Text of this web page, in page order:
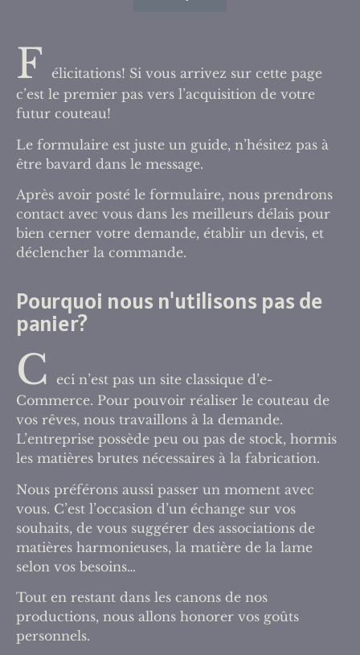
F
élicitations! Si vous arrivez sur cette page
c’est le premier pas vers l’acquisition de votre
futur couteau!
Le formulaire est juste un guide, n’hésitez pas à
être bavard dans le message.
Après avoir posté le formulaire, nous prendrons
contact avec vous dans les meilleurs délais pour
bien cerner votre demande, établir un devis, et
déclencher la commande.
Pourquoi nous n'utilisons pas de
panier?
C
eci n’est pas un site classique d’e-
Commerce. Pour pouvoir réaliser le couteau de
vos rêves, nous travaillons à la demande.
L’entreprise possède peu ou pas de stock, hormis
les matières brutes nécessaires à la fabrication.
Nous préférons aussi passer un moment avec
vous. C’est l’occasion d’un échange sur vos
souhaits, de vous suggérer des associations de
matières harmonieuses, la matière de la lame
selon vos besoins…
Tout en restant dans les canons de nos
productions, nous allons honorer vos goûts
personnels.